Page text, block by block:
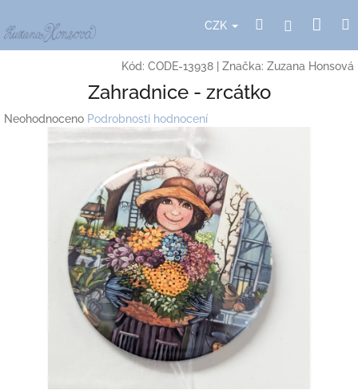
na
obsah
CZK HledatPřihlášení
Kód: CODE-13938 Značka: Zuzana Honsová
Zahradnice - zrcátko
Průměrné
Neohodnoceno Podrobnosti hodnocení